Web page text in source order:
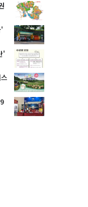
'
'